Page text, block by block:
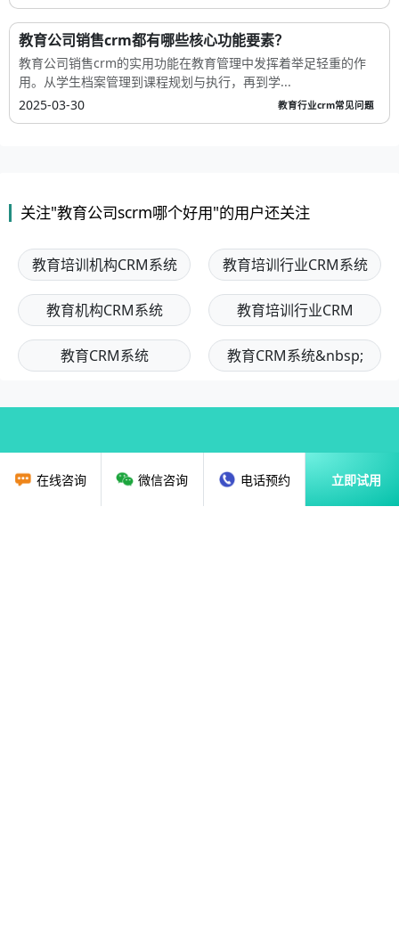
教育公司销售crm都有哪些核心功能要素？
教育公司销售crm的实用功能在教育管理中发挥着举足轻重的作
用。从学生档案管理到课程规划与执行，再到学...
2025-03-30
教育行业crm常见问题
关注"教育公司scrm哪个好用"的用户还关注
教育培训机构CRM系统 教育培训行业CRM系统
教育机构CRM系统 教育培训行业CRM
教育CRM系统 教育CRM系统&nbsp;
在线咨询 微信咨询 电话预约 立即试用